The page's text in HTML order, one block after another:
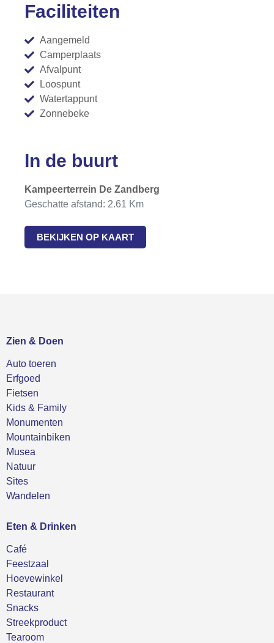
Faciliteiten
Aangemeld
Camperplaats
Afvalpunt
Loospunt
Watertappunt
Zonnebeke
In de buurt
Kampeerterrein De Zandberg
Geschatte afstand: 2.61 Km
BEKIJKEN OP KAART
Zien & Doen
Auto toeren
Erfgoed
Fietsen
Kids & Family
Monumenten
Mountainbiken
Musea
Natuur
Sites
Wandelen
Eten & Drinken
Café
Feestzaal
Hoevewinkel
Restaurant
Snacks
Streekproduct
Tearoom